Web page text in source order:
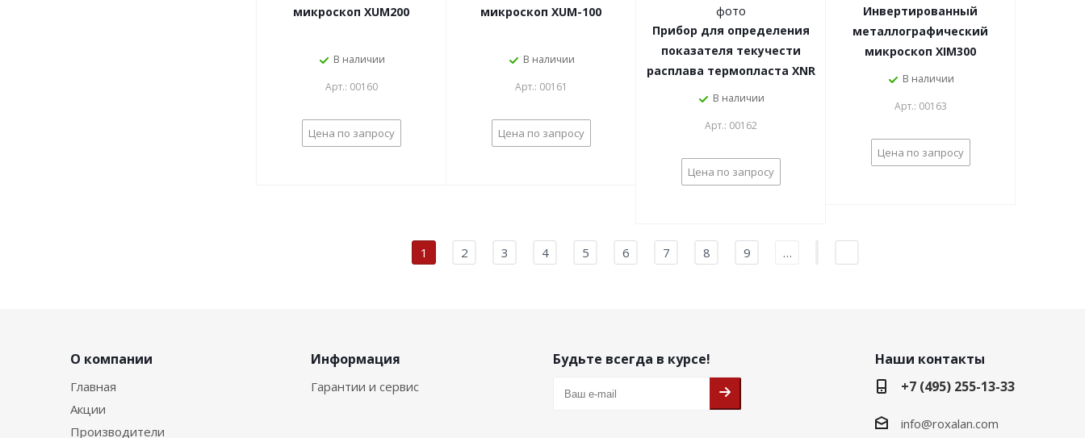
микроскоп XUM200
В наличии
Арт.: 00160
Цена по запросу
микроскоп XUM-100
В наличии
Арт.: 00161
Цена по запросу
Прибор для определения
показателя текучести
расплава термопласта XNR
В наличии
Арт.: 00162
Цена по запросу
Инвертированный
металлографический
микроскоп XIM300
В наличии
Арт.: 00163
Цена по запросу
1 2 3 4 5 6 7 8 9 …
О компании
Главная
Акции
Производители
Информация
Гарантии и сервис
Будьте всегда в курсе!
Наши контакты
+7 (495) 255-13-33
info@roxalan.com